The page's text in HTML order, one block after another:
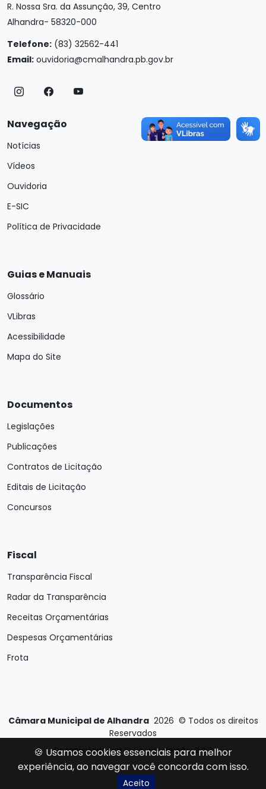
R. Nossa Sra. da Assunção, 39, Centro
Alhandra- 58320-000
Telefone: (83) 32562-441
Email: ouvidoria@cmalhandra.pb.gov.br
Navegação
Notícias
Vídeos
Ouvidoria
E-SIC
Política de Privacidade
Guias e Manuais
Glossário
VLibras
Acessibilidade
Mapa do Site
Documentos
Legislações
Publicações
Contratos de Licitação
Editais de Licitação
Concursos
Fiscal
Transparência Fiscal
Radar da Transparência
Receitas Orçamentárias
Despesas Orçamentárias
Frota
Câmara Municipal de Alhandra 2026 © Todos os direitos
Reservados
Desenvolvido porE-Ticons| Versão: 2.2.3
🍪 Usamos cookies essenciais para melhor
experiência, ao navegar você concorda com isso.
Aceito